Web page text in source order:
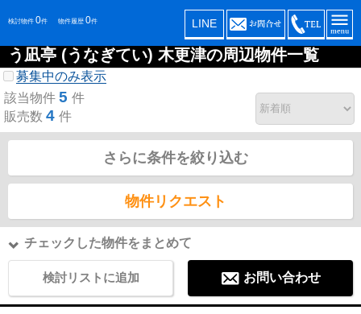
検討物件 0件 物件履歴 0件 LINE
う凪亭 (うなぎてい) 木更津の周辺物件一覧
募集中のみ表示
該当物件 5 件
販売数 4 件
さらに条件を絞り込む
物件リクエスト
チェックした物件をまとめて
検討リストに追加 お問い合わせ